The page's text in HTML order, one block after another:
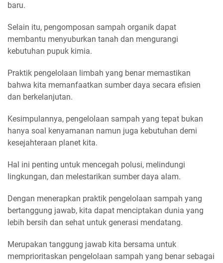
baru.
Selain itu, pengomposan sampah organik dapat
membantu menyuburkan tanah dan mengurangi
kebutuhan pupuk kimia.
Praktik pengelolaan limbah yang benar memastikan
bahwa kita memanfaatkan sumber daya secara efisien
dan berkelanjutan.
Kesimpulannya, pengelolaan sampah yang tepat bukan
hanya soal kenyamanan namun juga kebutuhan demi
kesejahteraan planet kita.
Hal ini penting untuk mencegah polusi, melindungi
lingkungan, dan melestarikan sumber daya alam.
Dengan menerapkan praktik pengelolaan sampah yang
bertanggung jawab, kita dapat menciptakan dunia yang
lebih bersih dan sehat untuk generasi mendatang.
Merupakan tanggung jawab kita bersama untuk
memprioritaskan pengelolaan sampah yang benar sebagai